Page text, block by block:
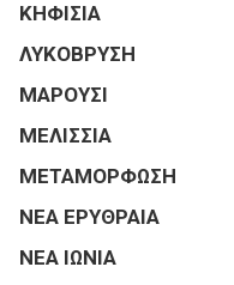
ΚΗΦΙΣΙΑ
ΛΥΚΟΒΡΥΣΗ
ΜΑΡΟΥΣΙ
ΜΕΛΙΣΣΙΑ
ΜΕΤΑΜΟΡΦΩΣΗ
ΝΕΑ ΕΡΥΘΡΑΙΑ
ΝΕΑ ΙΩΝΙΑ